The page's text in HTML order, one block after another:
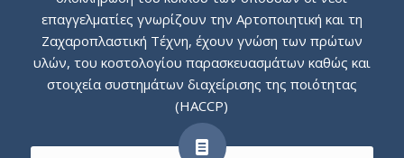
επαγγελματίες γνωρίζουν την Αρτοποιητική και τη
Ζαχαροπλαστική Τέχνη, έχουν γνώση των πρώτων
υλών, του κοστολογίου παρασκευασμάτων καθώς και
στοιχεία συστημάτων διαχείρισης της ποιότητας
(HACCP)